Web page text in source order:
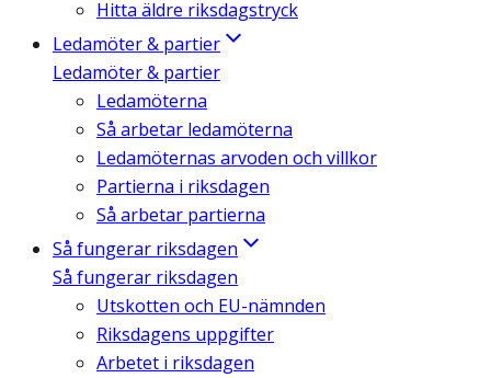
Hitta äldre riksdagstryck
Ledamöter & partier
Ledamöter & partier
Ledamöterna
Så arbetar ledamöterna
Ledamöternas arvoden och villkor
Partierna i riksdagen
Så arbetar partierna
Så fungerar riksdagen
Så fungerar riksdagen
Utskotten och EU-nämnden
Riksdagens uppgifter
Arbetet i riksdagen